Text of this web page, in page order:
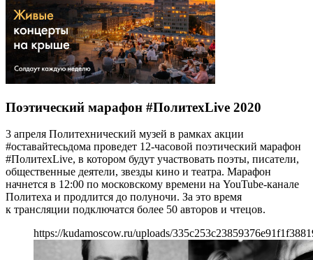
Поэтический марафон #ПолитехLive 2020
3 апреля Политехнический музей в рамках акции
#оставайтесьдома проведет 12-часовой поэтический марафон
#ПолитехLive, в котором будут участвовать поэты, писатели,
общественные деятели, звезды кино и театра. Марафон
начнется в 12:00 по московскому времени на YouTube-канале
Политеха и продлится до полуночи. За это время
к трансляции подключатся более 50 авторов и чтецов.
https://kudamoscow.ru/uploads/